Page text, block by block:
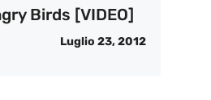
Birds [VIDEO]
Luglio 23, 2012